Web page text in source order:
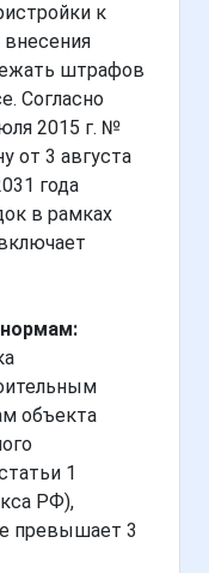
к
штрафов
Согласно
2015 г. №
от 3 августа
года
в рамках
объекта
1
РФ),
превышает 3